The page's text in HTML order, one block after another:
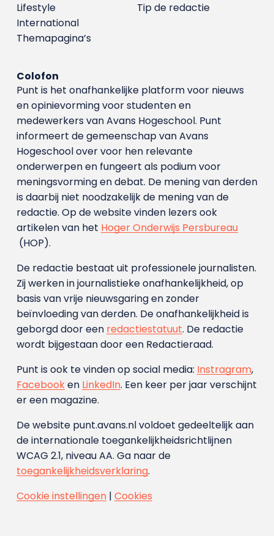
Tip de redactie
Lifestyle
International
Themapagina’s
Colofon
Punt is het onafhankelijke platform voor nieuws
en opinievorming voor studenten en
medewerkers van Avans Hoge­school. Punt
informeert de gemeenschap van Avans
Hogeschool over voor hen relevante
onderwerpen en fungeert als podium voor
meningsvorming en debat. De mening van derden
is daarbij niet noodzakelijk de mening van de
redactie. Op de website vinden lezers ook
artikelen van het Hoger Onderwijs Persbureau
(HOP).
De redactie bestaat uit professionele journalisten.
Zij werken in journalistieke onafhankelijkheid, op
basis van vrije nieuwsgaring en zonder
beïnvloeding van derden. De onafhankelijkheid is
geborgd door een redactiestatuut. De redactie
wordt bijgestaan door een Redactieraad.
Punt is ook te vinden op social media: Instragram,
Facebooken LinkedIn. Een keer per jaar verschijnt
er een magazine.
De website punt.avans.nl voldoet gedeeltelijk aan
de internationale toegankelijkheidsrichtlijnen
WCAG 2.1, niveau AA. Ga naar de
toegankelijkheidsverklaring.
Cookie instellingen| Cookies